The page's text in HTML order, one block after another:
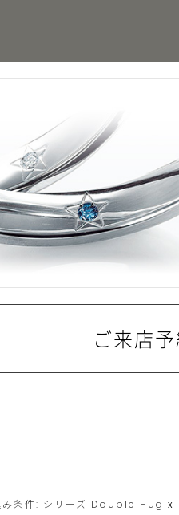
ご来店
条件: シリーズ Double Hug x